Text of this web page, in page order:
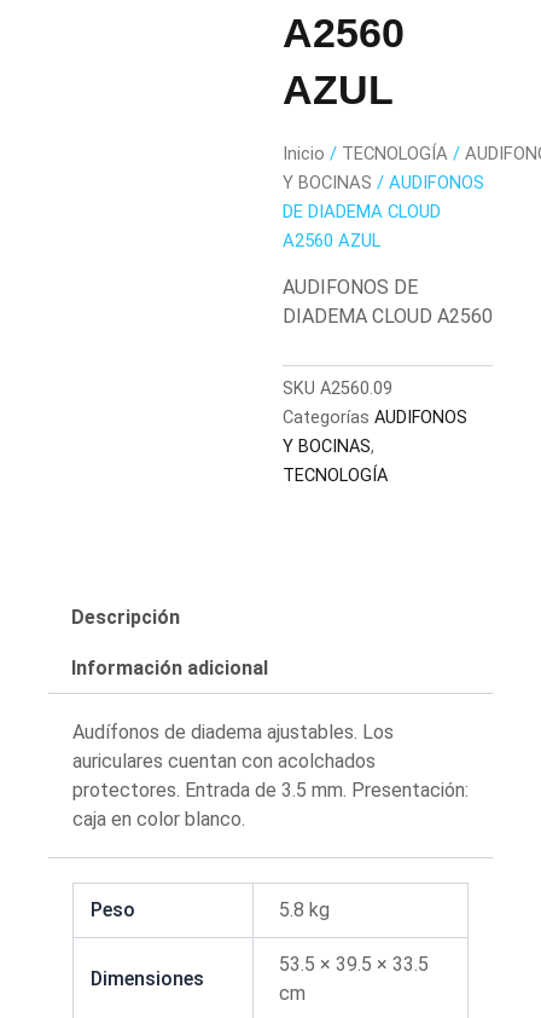
A2560
AZUL
Inicio / TECNOLOGÍA /
Y BOCINAS / AUDIFONOS
DE DIADEMA CLOUD
A2560 AZUL
AUDIFONOS DE
DIADEMA CLOUD A2560
SKU A2560.09
Categorías AUDIFONOS
Y BOCINAS,
TECNOLOGÍA
Descripción
Información adicional
Audífonos de diadema ajustables. Los
auriculares cuentan con acolchados
protectores. Entrada de 3.5 mm. Presentación:
caja en color blanco.
Peso 5.8 kg
Dimensiones
53.5 × 39.5 × 33.5
cm